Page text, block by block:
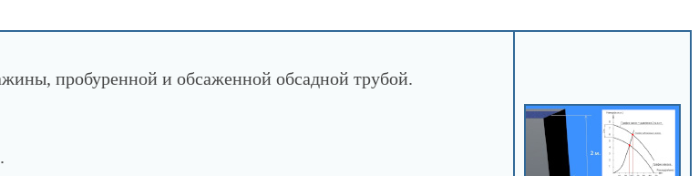
пробуренной и обсаженной обсадной трубой.